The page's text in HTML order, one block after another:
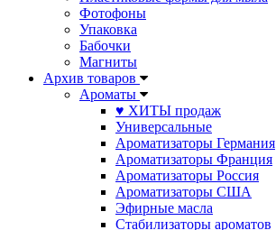
Фотофоны
Упаковка
Бабочки
Магниты
Архив товаров
Ароматы
♥ ХИТЫ продаж
Универсальные
Ароматизаторы Германия
Ароматизаторы Франция
Ароматизаторы Россия
Ароматизаторы США
Эфирные масла
Стабилизаторы ароматов